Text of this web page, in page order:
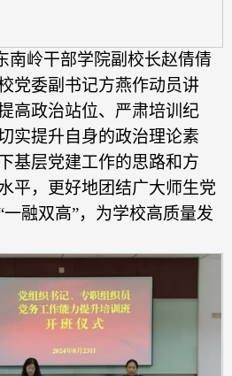
南岭干部学院副校长赵倩倩
党委副书记方燕作动员讲
高政治站位、严肃培训纪
实提升自身的政治理论素
基层党建工作的思路和方
平，更好地团结广大师生党
融双高”，为学校高质量发